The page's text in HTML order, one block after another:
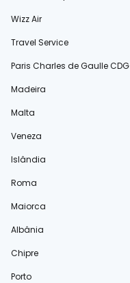
Wizz Air
Travel Service
Paris Charles de Gaulle CDG
Madeira
Malta
Veneza
Islândia
Roma
Maiorca
Albânia
Chipre
Porto